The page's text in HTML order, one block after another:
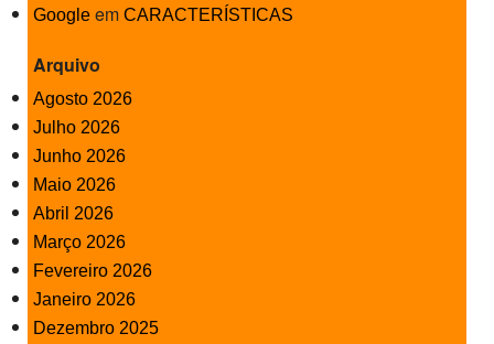
Google em CARACTERÍSTICAS
Arquivo
Agosto 2026
Julho 2026
Junho 2026
Maio 2026
Abril 2026
Março 2026
Fevereiro 2026
Janeiro 2026
Dezembro 2025